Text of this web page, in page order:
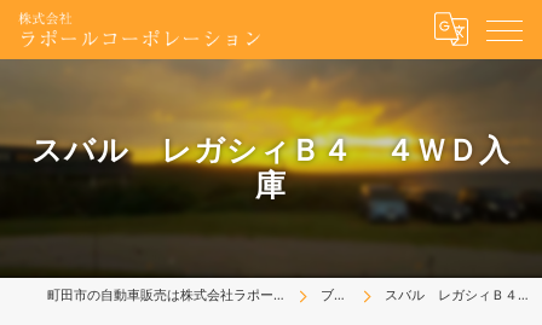
スバル レガシィＢ４ ４ＷＤ入
庫
町田市の自動車販売は株式会社ラポールコーポレーション ブログ スバル レガシィＢ４ ４ＷＤ入庫